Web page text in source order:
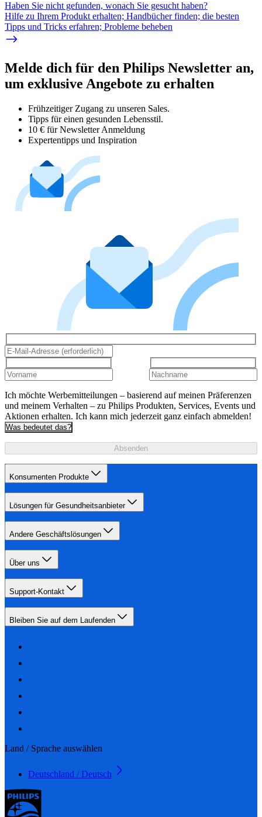
Haben Sie nicht gefunden, wonach Sie gesucht haben?
Hilfe zu Ihrem Produkt erhalten; Handbücher finden; die besten
Tipps und Tricks erfahren; Probleme beheben
Melde dich für den Philips Newsletter an,
um exklusive Angebote zu erhalten
Frühzeitiger Zugang zu unseren Sales.
Tipps für einen gesunden Lebensstil.
10 € für Newsletter Anmeldung
Expertentipps und Inspiration
Ich möchte Werbemitteilungen – basierend auf meinen Präferenzen
und meinem Verhalten – zu Philips Produkten, Services, Events und
Aktionen erhalten. Ich kann mich jederzeit ganz einfach abmelden!
Was bedeutet das?
Absenden
Konsumenten Produkte
Lösungen für Gesundheitsanbieter
Andere Geschäftslösungen
Über uns
Support-Kontakt
Bleiben Sie auf dem Laufenden
Land / Sprache auswählen
Deutschland / Deutsch